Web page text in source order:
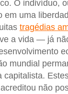
O indivíduo,
em uma
tragédias
a vida — já
mundial
capitalista.
não